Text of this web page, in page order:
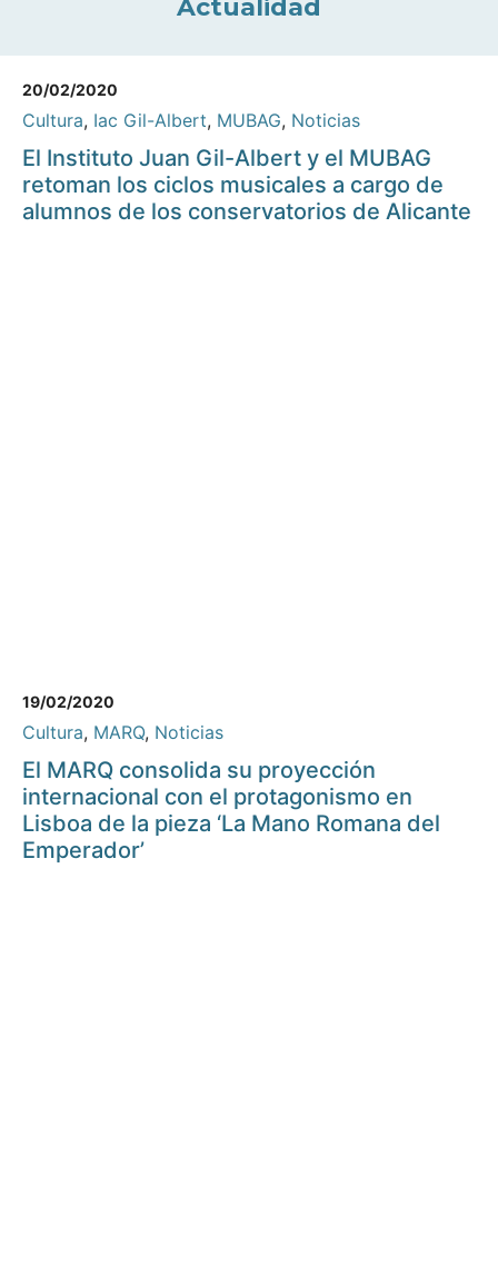
Actualidad
20/02/2020
Cultura, Iac Gil-Albert, MUBAG, Noticias
El Instituto Juan Gil-Albert y el MUBAG
retoman los ciclos musicales a cargo de
alumnos de los conservatorios de Alicante
19/02/2020
Cultura, MARQ, Noticias
El MARQ consolida su proyección
internacional con el protagonismo en
Lisboa de la pieza ‘La Mano Romana del
Emperador’